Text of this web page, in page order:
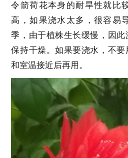
令箭荷花本身的耐旱性就比
高，如果浇水太多，很容易
季，由于植株生长缓慢，因
保持干燥。如果要浇水，不
和室温接近后再用。